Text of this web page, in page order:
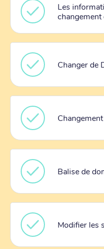
Les
changement
Changer de
Balise de
Modifier les